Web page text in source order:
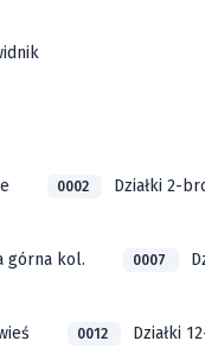
0002 Działki 2-
górna kol. 0007
0012 Działki